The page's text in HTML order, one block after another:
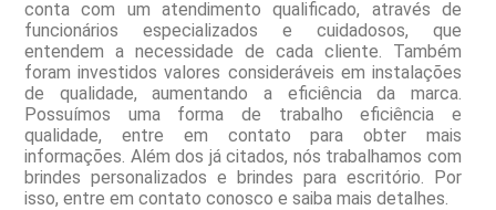
conta com um atendimento qualificado, através de
funcionários especializados e cuidadosos, que
entendem a necessidade de cada cliente. Também
foram investidos valores consideráveis em instalações
de qualidade, aumentando a eficiência da marca.
Possuímos uma forma de trabalho eficiência e
qualidade, entre em contato para obter mais
informações. Além dos já citados, nós trabalhamos com
brindes personalizados e brindes para escritório. Por
isso, entre em contato conosco e saiba mais detalhes.